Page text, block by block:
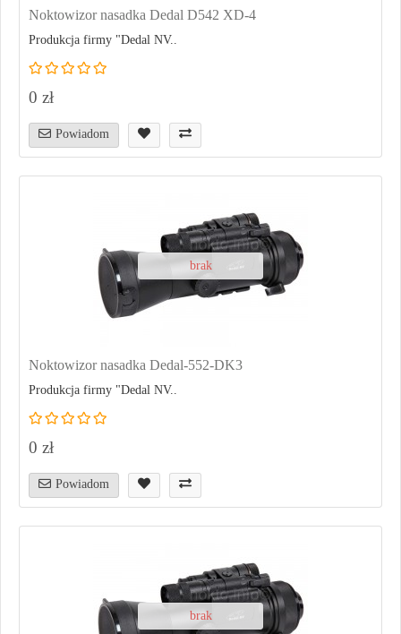
Noktowizor nasadka Dedal D542 XD-4
Produkcja firmy "Dedal NV..
0 zł
Powiadom
brak
Noktowizor nasadka Dedal-552-DK3
Produkcja firmy "Dedal NV..
0 zł
Powiadom
brak